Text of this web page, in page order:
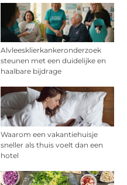
Alvleesklierkankeronderzoek
steunen met een duidelijke en
haalbare bijdrage
Waarom een vakantiehuisje
sneller als thuis voelt dan een
hotel